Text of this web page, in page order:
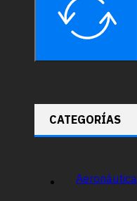
CATEGORÍAS
Aeronáutica